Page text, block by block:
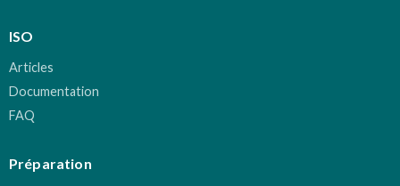
ISO
Articles
Documentation
FAQ
Préparation